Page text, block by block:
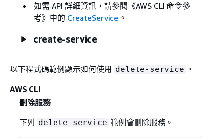
如需 API 詳細資訊，請參閱《AWS CLI 命令參
考》 中的 CreateService 。
create-service
以下程式碼範例顯示如何使用 delete-service 。
AWS CLI
刪除服務
下列
delete-service 範例會刪除服務。